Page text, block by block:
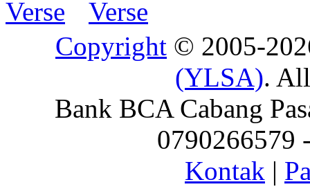
Copyright © 2005-
(YLSA).
Bank BCA Cabang
0790266579
Kontak |